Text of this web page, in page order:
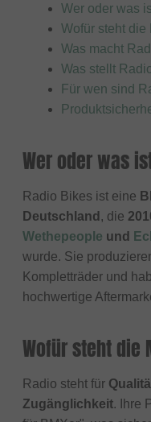
Wer oder was
Wofür steht die
Was macht
Was stellt
Für wen sind
Wer oder was
Radio Bikes ist eine
Deutschland , die
Wethepeople und
wurde. Sie
Kompletträder und
hochwertige
Wofür steht die
Radio steht für
Zugänglichkeit. Ihre